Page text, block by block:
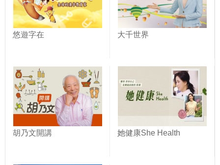
悠遊字在 大千世界
胡乃文開講 她健康She Health